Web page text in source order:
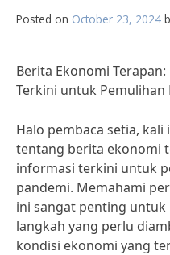
Posted on October 23, 2024
Berita Ekonomi
Terkini untuk Pemulihan
Halo pembaca setia,
tentang berita ekonomi
informasi terkini untuk
pandemi. Memahami
ini sangat penting
langkah yang perlu
kondisi ekonomi yang